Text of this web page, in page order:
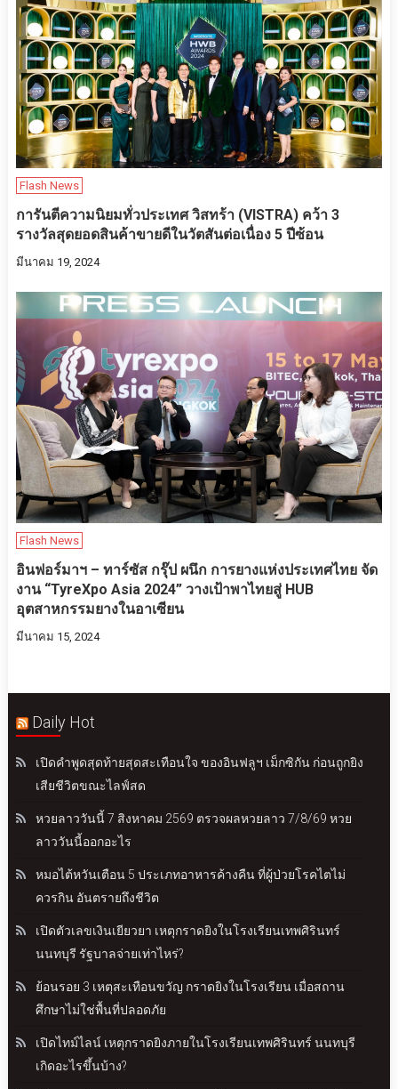
Flash News
การันตีความนิยมทั่วประเทศ วิสทร้า (VISTRA) คว้า 3
รางวัลสุดยอดสินค้าขายดีในวัตสันต่อเนื่อง 5 ปีซ้อน
มีนาคม 19, 2024
Flash News
อินฟอร์มาฯ – ทาร์ซัส กรุ๊ป ผนึก การยางแห่งประเทศไทย จัด
งาน “TyreXpo Asia 2024” วางเป้าพาไทยสู่ HUB
อุตสาหกรรมยางในอาเซียน
มีนาคม 15, 2024
Daily Hot
เปิดคำพูดสุดท้ายสุดสะเทือนใจ ของอินฟลูฯ เม็กซิกัน ก่อนถูกยิง
เสียชีวิตขณะไลฟ์สด
หวยลาววันนี้ 7 สิงหาคม 2569 ตรวจผลหวยลาว 7/8/69 หวย
ลาววันนี้ออกอะไร
หมอไต้หวันเตือน 5 ประเภทอาหารค้างคืน ที่ผู้ป่วยโรคไตไม่
ควรกิน อันตรายถึงชีวิต
เปิดตัวเลขเงินเยียวยา เหตุกราดยิงในโรงเรียนเทพศิรินทร์
นนทบุรี รัฐบาลจ่ายเท่าไหร่?
ย้อนรอย 3 เหตุสะเทือนขวัญ กราดยิงในโรงเรียน เมื่อสถาน
ศึกษาไม่ใช่พื้นที่ปลอดภัย
เปิดไทม์ไลน์ เหตุกราดยิงภายในโรงเรียนเทพศิรินทร์ นนทบุรี
เกิดอะไรขึ้นบ้าง?